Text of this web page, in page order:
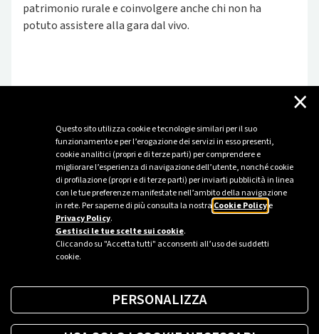
Questo sito utilizza cookie e tecnologie similari per il suo
funzionamento e per l’erogazione dei servizi in esso presenti,
cookie analitici (propri e di terze parti) per comprendere e
migliorare l’esperienza di navigazione dell’utente, nonché cookie
di profilazione (propri e di terze parti) per inviarti pubblicità in linea
con le tue preferenze manifestate nell’ambito della navigazione
in rete. Per saperne di più consulta la nostra Cookie Policye
Privacy Policy.
Gestisci le tue scelte sui cookie.
Cliccando su "Accetta tutti" acconsenti all’uso dei suddetti
cookie.
×
PERSONALIZZA
patrimonio rurale e coinvolgere anche chi non ha
potuto assistere alla gara dal vivo.
Vuoi scoprire altre iniziative ed eventi?
Scopri di più